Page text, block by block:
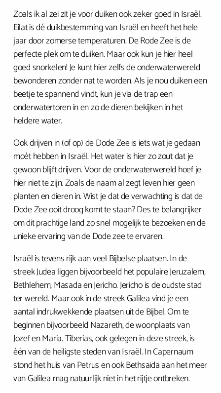
Zoals ik al zei zit je voor duiken ook zeker goed in Israël.
Eilat is dé duikbestemming van Israël en heeft het hele
jaar door zomerse temperaturen. De Rode Zee is de
perfecte plek om te duiken. Maar ook kun je hier heel
goed snorkelen! Je kunt hier zelfs de onderwaterwereld
bewonderen zonder nat te worden. Als je nou duiken een
beetje te spannend vindt, kun je via de trap een
onderwatertoren in en zo de dieren bekijken in het
heldere water.
Ook drijven in (of op) de Dode Zee is iets wat je gedaan
moét hebben in Israël. Het water is hier zo zout dat je
gewoon blijft drijven. Voor de onderwaterwereld hoef je
hier niet te zijn. Zoals de naam al zegt leven hier geen
planten en dieren in. Wist je dat de verwachting is dat de
Dode Zee ooit droog komt te staan? Des te belangrijker
om dit prachtige land zo snel mogelijk te bezoeken en de
unieke ervaring van de Dode zee te ervaren.
Israël is tevens rijk aan veel Bijbelse plaatsen. In de
streek Judea liggen bijvoorbeeld het populaire Jeruzalem,
Bethlehem, Masada en Jericho. Jericho is de oudste stad
ter wereld. Maar ook in de streek Galilea vind je een
aantal indrukwekkende plaatsen uit de Bijbel. Om te
beginnen bijvoorbeeld Nazareth, de woonplaats van
Jozef en Maria. Tiberias, ook gelegen in deze streek, is
één van de heiligste steden van Israël. In Capernaum
stond het huis van Petrus en ook Bethsaida aan het meer
van Galilea mag natuurlijk niet in het rijtje ontbreken.